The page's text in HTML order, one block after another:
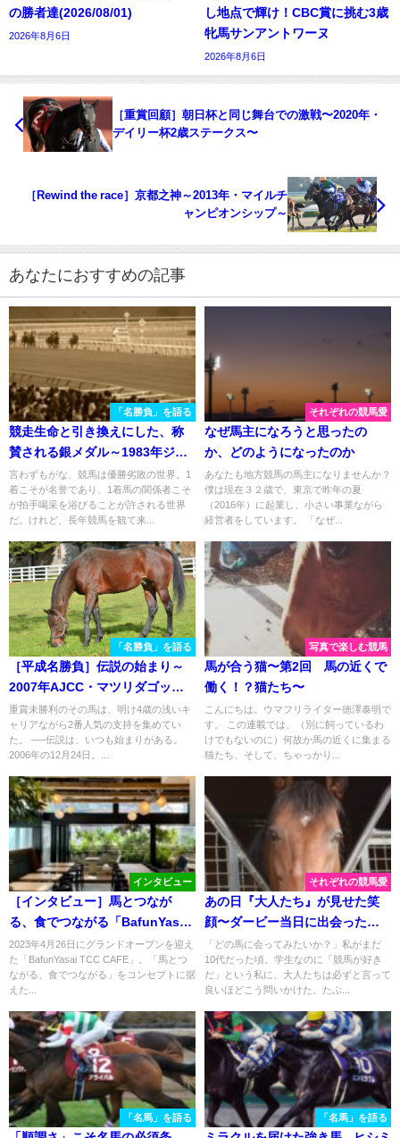
の勝者達(2026/08/01)
2026年8月6日
し地点で輝け！CBC賞に挑む3歳
牝馬サンアントワーヌ
2026年8月6日
［重賞回顧］朝日杯と同じ舞台での激戦〜2020年・
デイリー杯2歳ステークス〜
［Rewind the race］京都之神～2013年・マイルチ
ャンピオンシップ～
あなたにおすすめの記事
「名勝負」を語る
競走生命と引き換えにした、称
賛される銀メダル～1983年ジャ
パンカップ
言わずもがな、競馬は優勝劣敗の世界。1
着こそが名誉であり、1着馬の関係者こそ
が拍手喝采を浴びることが許される世界
だ。けれど、長年競馬を観て来...
それぞれの競馬愛
なぜ馬主になろうと思ったの
か、どのようになったのか
あなたも地方競馬の馬主になりませんか？
僕は現在３２歳で、東京で昨年の夏
（2016年）に起業し、小さい事業ながら
経営者をしています。 「なぜ...
「名勝負」を語る
［平成名勝負］伝説の始まり～
2007年AJCC・マツリダゴッホ
～
重賞未勝利のその馬は、明け4歳の浅いキ
ャリアながら2番人気の支持を集めてい
た。 ──伝説は、いつも始まりがある。
2006年の12月24日。...
写真で楽しむ競馬
馬が合う猫〜第2回 馬の近くで
働く！？猫たち〜
こんにちは。ウマフリライター徳澤泰明で
す。 この連載では、（別に飼っているわ
けでもないのに）何故か馬の近くに集まる
猫たち、そして、ちゃっかり...
インタビュー
［インタビュー］馬とつなが
る、食でつながる「BafunYasai
TCC CAFE」。TCC Japan 山本
代表が語る、表参道からの引退
競走馬支援
2023年4月26日にグランドオープンを迎え
た「BafunYasai TCC CAFE」。「馬とつ
ながる、食でつながる」をコンセプトに据
えた...
それぞれの競馬愛
あの日『大人たち』が見せた笑
顔〜ダービー当日に出会った少
女とナカヤマフェスタ〜
「どの馬に会ってみたいか？」私がまだ
10代だった頃。学生なのに「競馬が好き
だ」という私に、大人たちは必ずと言って
良いほどこう問いかけた。たぶ...
「名馬」を語る 「名馬」を語る